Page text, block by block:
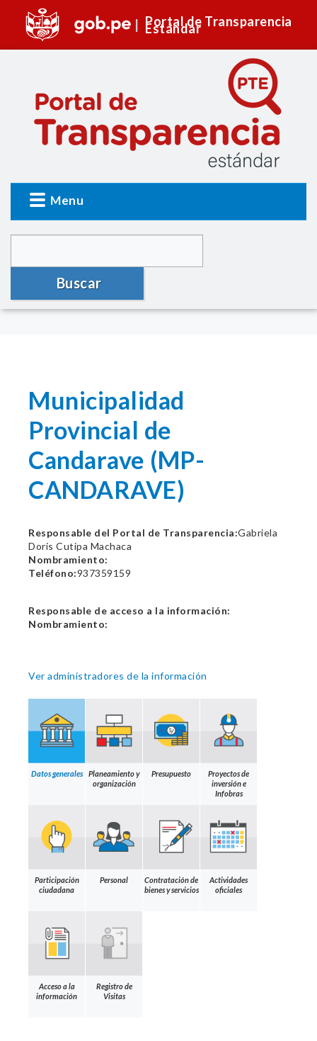
Portal de Transparencia
Estándar
Menu
Buscar
Municipalidad
Provincial de
Candarave (MP-
CANDARAVE)
Responsable del Portal de Transparencia:Gabriela
Doris Cutipa Machaca
Nombramiento:
Teléfono:937359159
Responsable de acceso a la información:
Nombramiento:
Ver administradores de la información
Datos generales
Planeamiento y
organización
Presupuesto
Proyectos de
inversión e
Infobras
Participación
ciudadana
Personal
Contratación de
bienes y servicios
Actividades
oficiales
Acceso a la
información
Registro de
Visitas